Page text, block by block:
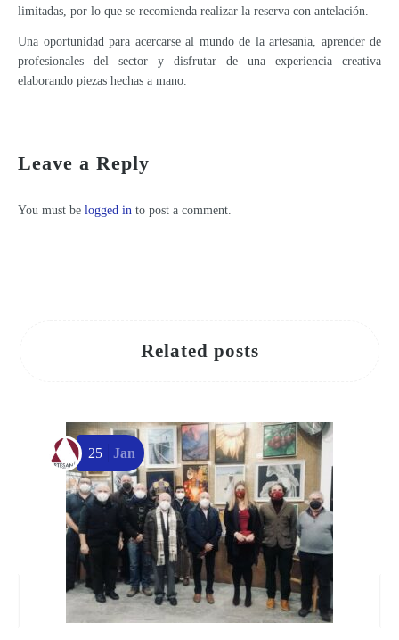
limitadas, por lo que se recomienda realizar la reserva con antelación.
Una oportunidad para acercarse al mundo de la artesanía, aprender de
profesionales del sector y disfrutar de una experiencia creativa
elaborando piezas hechas a mano.
Leave a Reply
You must be logged in to post a comment.
Related posts
25 Jan